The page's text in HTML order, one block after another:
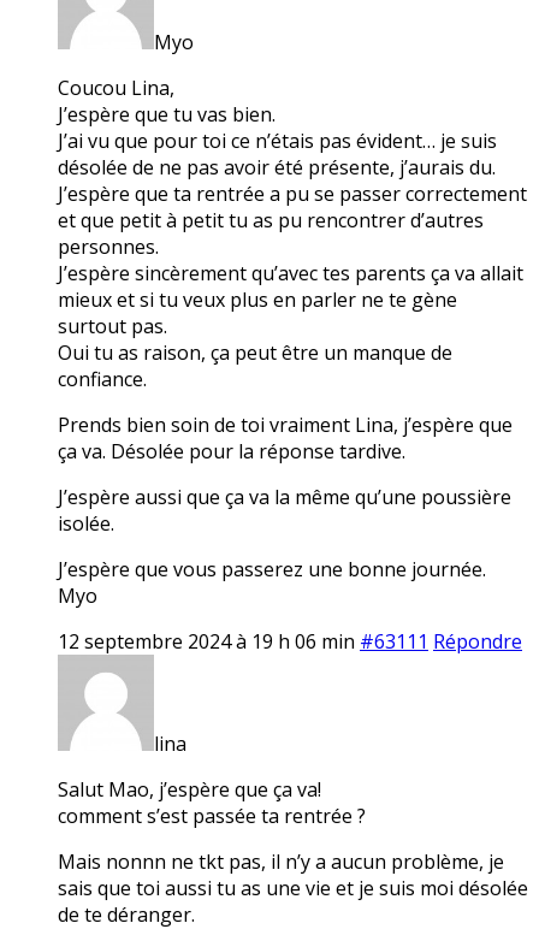
Myo
Coucou Lina,
J’espère que tu vas bien.
J’ai vu que pour toi ce n’étais pas évident… je suis
désolée de ne pas avoir été présente, j’aurais du.
J’espère que ta rentrée a pu se passer correctement
et que petit à petit tu as pu rencontrer d’autres
personnes.
J’espère sincèrement qu’avec tes parents ça va allait
mieux et si tu veux plus en parler ne te gène
surtout pas.
Oui tu as raison, ça peut être un manque de
confiance.
Prends bien soin de toi vraiment Lina, j’espère que
ça va. Désolée pour la réponse tardive.
J’espère aussi que ça va la même qu’une poussière
isolée.
J’espère que vous passerez une bonne journée.
Myo
12 septembre 2024 à 19 h 06 min #63111 Répondre
lina
Salut Mao, j’espère que ça va!
comment s’est passée ta rentrée ?
Mais nonnn ne tkt pas, il n’y a aucun problème, je
sais que toi aussi tu as une vie et je suis moi désolée
de te déranger.